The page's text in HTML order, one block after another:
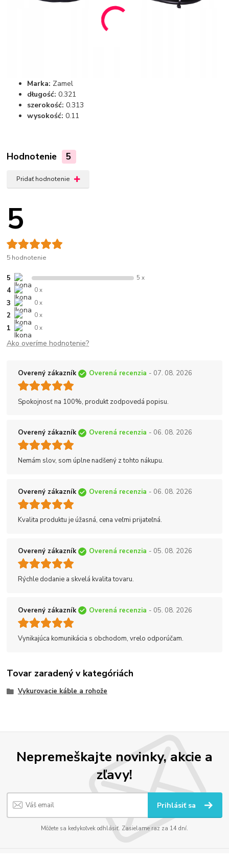
Marka: Zamel
długość: 0.321
szerokość: 0.313
wysokość: 0.11
Hodnotenie 5
Pridať hodnotenie
5
5 hodnotenie
5 5 x
4 0 x
3 0 x
2 0 x
1 0 x
Ako overíme hodnotenie?
Overený zákazník Overená recenzia - 07. 08. 2026
Spokojnosť na 100%, produkt zodpovedá popisu.
Overený zákazník Overená recenzia - 06. 08. 2026
Nemám slov, som úplne nadšený z tohto nákupu.
Overený zákazník Overená recenzia - 06. 08. 2026
Kvalita produktu je úžasná, cena veľmi prijateľná.
Overený zákazník Overená recenzia - 05. 08. 2026
Rýchle dodanie a skvelá kvalita tovaru.
Overený zákazník Overená recenzia - 05. 08. 2026
Vynikajúca komunikácia s obchodom, vrelo odporúčam.
Tovar zaradený v kategóriách
Vykurovacie káble a rohože
Nepremeškajte novinky, akcie a
zľavy!
Prihlásiť sa
Môžete sa kedykoľvek odhlásiť. Zasielame raz za 14 dní.